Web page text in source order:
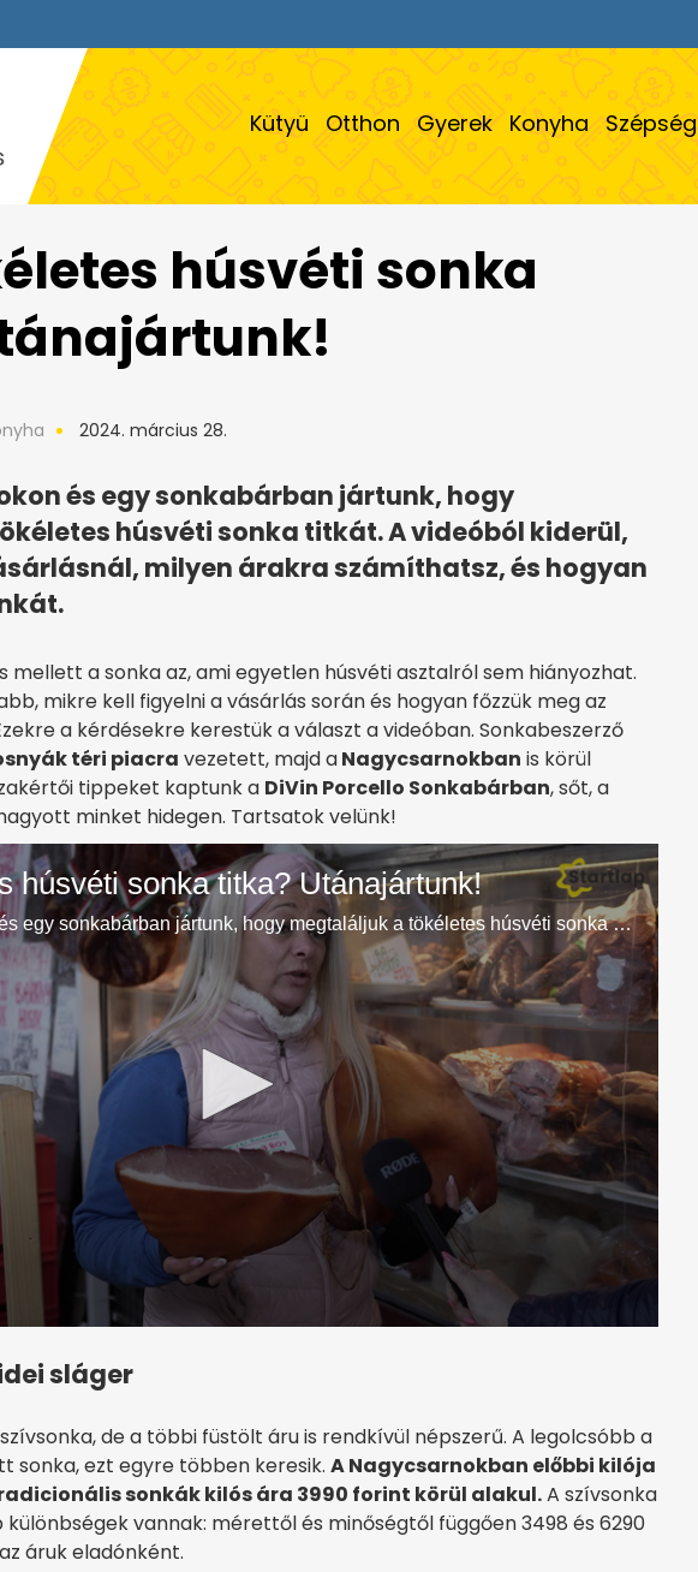
Kütyü Otthon Gyerek Konyha Szépség
húsvéti sonka
2024. március 28.
és egy sonkabárban jártunk, hogy
húsvéti sonka titkát. A videóból kiderül,
milyen árakra számíthatsz, és hogyan
mellett a sonka az, ami egyetlen húsvéti asztalról sem hiányozhat.
mikre kell figyelni a vásárlás során és hogyan főzzük meg az
a kérdésekre kerestük a választ a videóban. Sonkabeszerző
téri piacra vezetett, majd aNagycsarnokban is körül
tippeket kaptunk a DiVin Porcello Sonkabárban, sőt, a
minket hidegen. Tartsatok velünk!
sláger
de a többi füstölt áru is rendkívül népszerű. A legolcsóbb a
sonka, ezt egyre többen keresik. A Nagycsarnokban előbbi kilója
sonkák kilós ára 3990 forint körül alakul.A szívsonka
vannak: mérettől és minőségtől függően 3498 és 6290
áruk eladónként.